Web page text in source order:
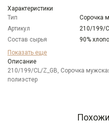
Характеристики
Тип
Сорочка
Артикул
210/199/
Состав сырья
90%
Бренд
Модель
Цвет
Голубой
Ворот
Показать еще
Описание
210/199/CL/Z_GB, Сорочка
полиэстер